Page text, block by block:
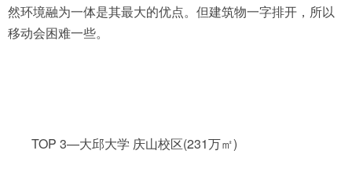
然环境融为一体是其最大的优点。但建筑物一字排开，所以
移动会困难一些。
TOP 3—大邱大学 庆山校区(231万㎡)